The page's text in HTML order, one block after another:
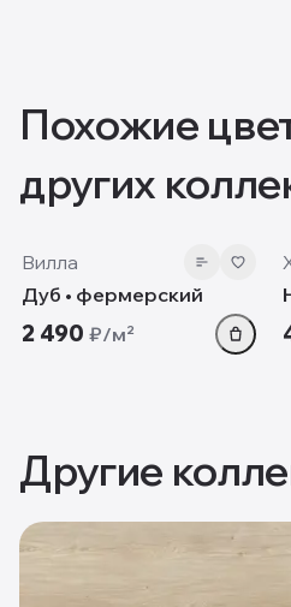
Похожие
других
12mm
Вилла
Дуб • фермерский
2 490 ₽/м²
Другие